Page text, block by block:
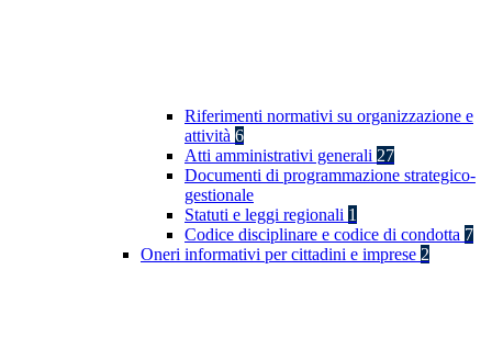
Riferimenti normativi su organizzazione e
attività 6
Atti amministrativi generali 27
Documenti di programmazione strategico-
gestionale
Statuti e leggi regionali 1
Codice disciplinare e codice di condotta 7
Oneri informativi per cittadini e imprese 2